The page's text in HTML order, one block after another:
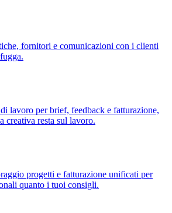
fornitori e comunicazioni con i clienti
lavoro per brief, feedback e fatturazione,
creativa resta sul lavoro.
progetti e fatturazione unificati per
quanto i tuoi consigli.